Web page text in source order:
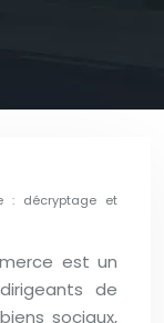
: décryptage et
est un
de
sociaux,